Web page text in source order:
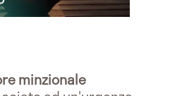
minzionale